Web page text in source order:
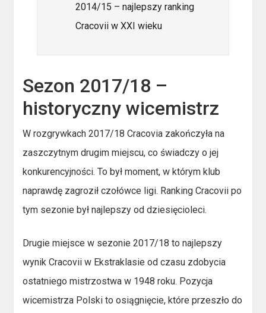
2014/15 – najlepszy ranking
Cracovii w XXI wieku
Sezon 2017/18 –
historyczny wicemistrz
W rozgrywkach 2017/18 Cracovia zakończyła na
zaszczytnym drugim miejscu, co świadczy o jej
konkurencyjności. To był moment, w którym klub
naprawdę zagroził czołówce ligi. Ranking Cracovii po
tym sezonie był najlepszy od dziesięcioleci.
Drugie miejsce w sezonie 2017/18 to najlepszy
wynik Cracovii w Ekstraklasie od czasu zdobycia
ostatniego mistrzostwa w 1948 roku. Pozycja
wicemistrza Polski to osiągnięcie, które przeszło do